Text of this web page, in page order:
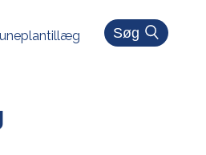
Søg